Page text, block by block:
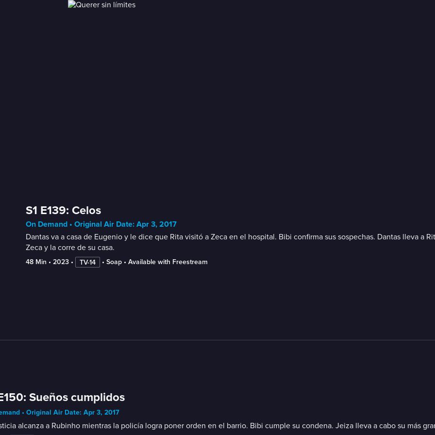
S1 E139: Celos
On Demand • Original Air Date: Apr 3, 2017
Dantas va a casa de Eugenio y le dice que Rita visitó a Zeca en el hospital. Bibi confirma sus sospechas. Dantas lleva a
Zeca y la corre de su casa.
48 Min • 2023 • TV-14 • Soap • Available with Freestream
Sueños cumplidos
• Original Air Date: Apr 3, 2017
alcanza a Rubinho mientras la policía logra poner orden en el barrio. Bibi cumple su condena. Jeiza lleva a cabo su más